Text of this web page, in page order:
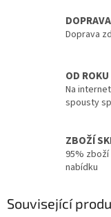
Doprava
OD
Na
spousty
ZBOŽÍ
95%
nabídku
Související